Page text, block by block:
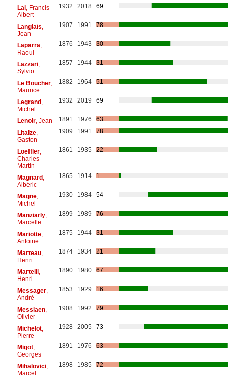
Lai, Francis
Albert
1932 2018 69
Langlais
Jean
1907 1991 78
Laparra
Raoul
1876 1943 30
Lazzari,
Sylvio
1857 1944 31
Le Boucher,
Maurice
1882 1964 51
Legrand,
Michel
1932 2019 69
Lenoir, Jean 1891 1976
63
Litaize,
Gaston
1909 1991 78
Loeffler,
Charles
Martin
1861 1935 22
Magnard,
Albéric
1865 1914 1
Magne,
Michel
1930 1984 54
Manziarly,
Marcelle
1899 1989 76
Mariotte,
Antoine
1875 1944 31
Marteau,
Henri
1874 1934 21
Martelli,
Henri
1890 1980 67
Messager,
André
1853 1929 16
Messiaen,
Olivier
1908 1992 79
Michelot,
Pierre
1928 2005 73
Migot,
Georges
1891 1976 63
Mihalovici,
Marcel
1898 1985 72